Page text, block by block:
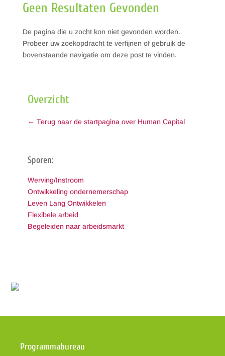
Geen Resultaten Gevonden
De pagina die u zocht kon niet gevonden worden.
Probeer uw zoekopdracht te verfijnen of gebruik de
bovenstaande navigatie om deze post te vinden.
Overzicht
← Terug naar de startpagina over Human Capital
Sporen:
Werving/Instroom
Ontwikkeling ondernemerschap
Leven Lang Ontwikkelen
Flexibele arbeid
Begeleiden naar arbeidsmarkt
Programmabureau